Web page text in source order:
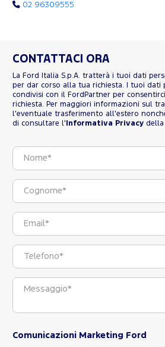
02 96309555
CONTATTACI ORA
La Ford Italia S.p.A. tratterà i tuoi dati
per dar corso alla tua richiesta. I tuoi dati
condivisi con il FordPartner per
richiesta. Per maggiori informazioni sul
l'eventuale trasferimento all'estero
di consultare l' Informativa Privacy della
Comunicazioni Marketing Ford